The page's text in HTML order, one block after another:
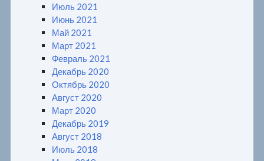
Июль 2021
Июнь 2021
Май 2021
Март 2021
Февраль 2021
Декабрь 2020
Октябрь 2020
Август 2020
Март 2020
Декабрь 2019
Август 2018
Июль 2018